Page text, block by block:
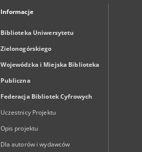
Informacje
Biblioteka Uniwersytetu
Zielonogórskiego
Wojewódzka i Miejska Biblioteka
Publiczna
Federacja Bibliotek Cyfrowych
Uczestnicy Projektu
Opis projektu
Dla autorów i wydawców